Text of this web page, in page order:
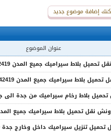
إضافة موضوع جديد
عنوان الموضوع
بلاط سيراميك جميع المدن 0509342419 - تريلا سطحة
بلاط سيراميك جميع المدن 0509342419 - سطحه ونش
بلاط رخام سيراميك من جدة الى جميع
نقل تحميل بلاط سيراميك جميع المدن
تحميل تنزيل سيراميك داخل وخارج جدة 0509342419